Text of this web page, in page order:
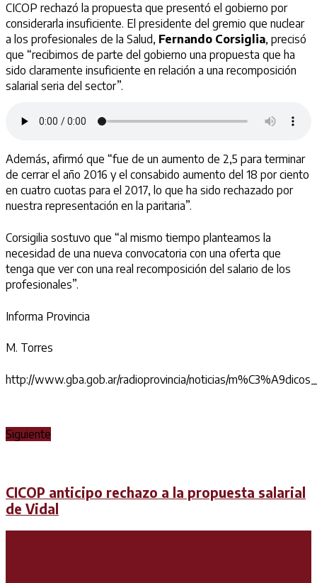
CICOP rechazó la propuesta que presentó el gobierno por
considerarla insuficiente. El presidente del gremio que nuclear
a los profesionales de la Salud, Fernando Corsiglia, precisó
que “recibimos de parte del gobierno una propuesta que ha
sido claramente insuficiente en relación a una recomposición
salarial seria del sector”.
Además, afirmó que “fue de un aumento de 2,5 para terminar
de cerrar el año 2016 y el consabido aumento del 18 por ciento
en cuatro cuotas para el 2017, lo que ha sido rechazado por
nuestra representación en la paritaria”.
Corsigilia sostuvo que “al mismo tiempo planteamos la
necesidad de una nueva convocatoria con una oferta que
tenga que ver con una real recomposición del salario de los
profesionales”.
Informa Provincia
M. Torres
http://www.gba.gob.ar/radioprovincia/noticias/
Siguiente
CICOP anticipo rechazo a la propuesta salarial
de Vidal